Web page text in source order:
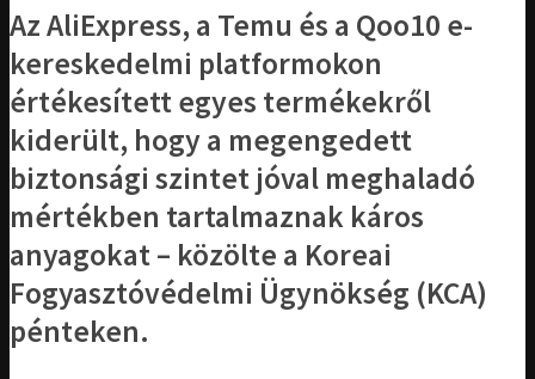
Az AliExpress, a Temu és a Qoo10 e-
kereskedelmi platformokon
értékesített egyes termékekről
kiderült, hogy a megengedett
biztonsági szintet jóval meghaladó
mértékben tartalmaznak káros
anyagokat – közölte a Koreai
Fogyasztóvédelmi Ügynökség (KCA)
pénteken.